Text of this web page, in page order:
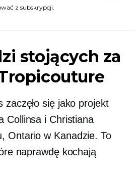
z subskrypcji.
stojących za
zaczęło się jako projekt
Collinsa i Christiana
Ontario w Kanadzie. To
naprawdę kochają